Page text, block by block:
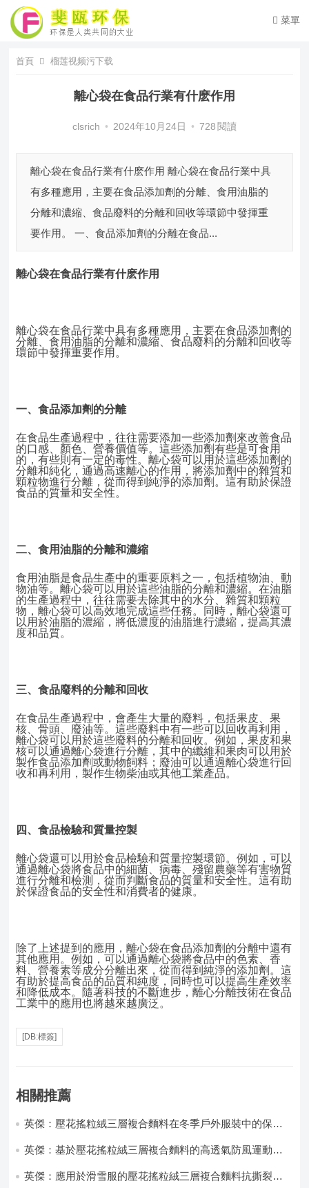
菜單
首頁 榴莲视频污下载
離心袋在食品行業有什麽作用
clsrich • 2024年10月24日 • 728 閱讀
離心袋在食品行業有什麽作用 離心袋在食品行業中具
有多種應用，主要在食品添加劑的分離、食用油脂的
分離和濃縮、食品廢料的分離和回收等環節中發揮重
要作用。 一、食品添加劑的分離在食品...
離心袋在食品行業有什麽作用
離心袋在食品行業中具有多種應用，主要在食品添加劑的
分離、食用油脂的分離和濃縮、食品廢料的分離和回收等
環節中發揮重要作用。
一、食品添加劑的分離
在食品生產過程中，往往需要添加一些添加劑來改善食品
的口感、顏色、營養價值等。這些添加劑有些是可食用
的，有些則有一定的毒性。離心袋可以用於這些添加劑的
分離和純化，通過高速離心的作用，將添加劑中的雜質和
顆粒物進行分離，從而得到純淨的添加劑。這有助於保證
食品的質量和安全性。
二、食用油脂的分離和濃縮
食用油脂是食品生產中的重要原料之一，包括植物油、動
物油等。離心袋可以用於這些油脂的分離和濃縮。在油脂
的生產過程中，往往需要去除其中的水分、雜質和顆粒
物，離心袋可以高效地完成這些任務。同時，離心袋還可
以用於油脂的濃縮，將低濃度的油脂進行濃縮，提高其濃
度和品質。
三、食品廢料的分離和回收
在食品生產過程中，會產生大量的廢料，包括果皮、果
核、骨頭、廢油等。這些廢料中有一些可以回收再利用，
離心袋可以用於這些廢料的分離和回收。例如，果皮和果
核可以通過離心袋進行分離，其中的纖維和果肉可以用於
製作食品添加劑或動物飼料；廢油可以通過離心袋進行回
收和再利用，製作生物柴油或其他工業產品。
四、食品檢驗和質量控製
離心袋還可以用於食品檢驗和質量控製環節。例如，可以
通過離心袋將食品中的細菌、病毒、殘留農藥等有害物質
進行分離和檢測，從而判斷食品的質量和安全性。這有助
於保證食品的安全性和消費者的健康。
除了上述提到的應用，離心袋在食品添加劑的分離中還有
其他應用。例如，可以通過離心袋將食品中的色素、香
料、營養素等成分分離出來，從而得到純淨的添加劑。這
有助於提高食品的品質和純度，同時也可以提高生產效率
和降低成本。隨著科技的不斷進步，離心分離技術在食品
工業中的應用也將越來越廣泛。
[DB:標簽]
相關推薦
英傑：壓花搖粒絨三層複合麵料在冬季戶外服裝中的保暖
英傑：基於壓花搖粒絨三層複合麵料的高透氣防風運動服
英傑：應用於滑雪服的壓花搖粒絨三層複合麵料抗撕裂與